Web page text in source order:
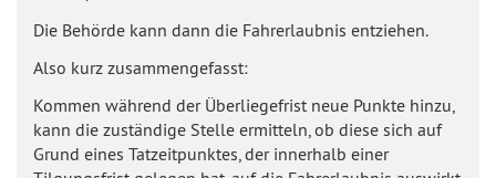
Die Behörde kann dann die Fahrerlaubnis entziehen.
Also kurz zusammengefasst:
Kommen während der Überliegefrist neue Punkte hinzu,
kann die zuständige Stelle ermitteln, ob diese sich auf
Grund eines Tatzeitpunktes, der innerhalb einer